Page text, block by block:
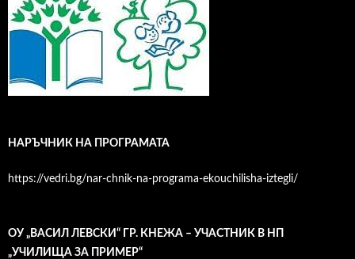
НАРЪЧНИК НА ПРОГРАМАТА
https://vedri.bg/nar-chnik-na-programa-ekouchilisha-iztegli/
ОУ „ВАСИЛ ЛЕВСКИ“ ГР. КНЕЖА – УЧАСТНИК В НП
„УЧИЛИЩА ЗА ПРИМЕР“